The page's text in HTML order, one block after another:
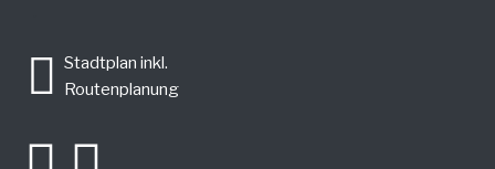
Stadtplan inkl.
Routenplanung